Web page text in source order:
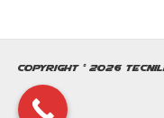
Copyright © 2026